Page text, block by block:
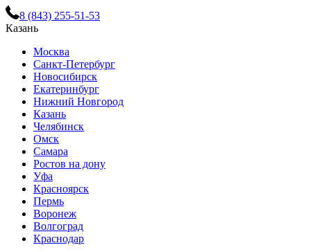
8 (843) 255-51-53
Казань
Москва
Санкт-Петербург
Новосибирск
Екатеринбург
Нижний Новгород
Казань
Челябинск
Омск
Самара
Ростов на дону
Уфа
Красноярск
Пермь
Воронеж
Волгоград
Краснодар